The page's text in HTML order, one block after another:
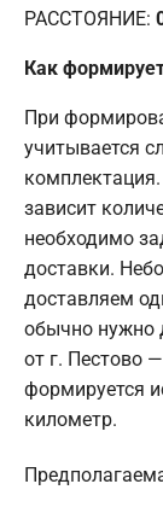
РАССТОЯНИЕ:
Как
При
учитывается
зависит
необходимо
доставки.
доставляем
обычно нужно
от г. Пестово
формируется
километр.